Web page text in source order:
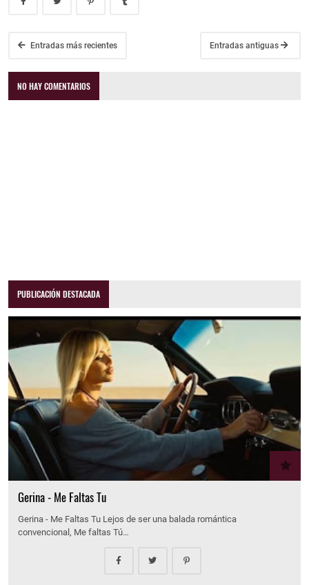
Entradas más recientes Entradas antiguas
NO HAY COMENTARIOS
PUBLICACIÓN DESTACADA
Gerina - Me Faltas Tu
Gerina - Me Faltas Tu Lejos de ser una balada romántica
convencional, Me faltas Tú…